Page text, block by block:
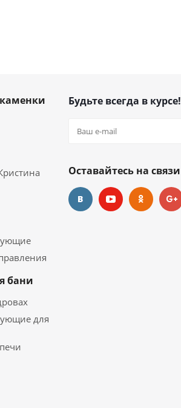
бани
для
Будьте всегда в курсе!
Оставайтесь на связи